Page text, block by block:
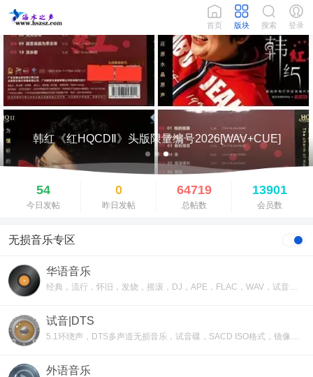
首页 版块 搜索 登录
韩红《红HQCDⅡ》头版限量编号2026[WAV+CUE]
54
今日发帖
0
昨日发帖
64719
总帖数
13901
会员数
无损音乐专区
华语音乐
经典，流行，怀旧，发烧，摇滚，DJ，APE，FLAC，WAV，试音，高品质无损音乐下载网站
试音|DTS
5.1环绕声，DTS多声道无损音乐，试音碟，SACD ISO格式，镜像、非卖品，测试内部CD下载
外语音乐